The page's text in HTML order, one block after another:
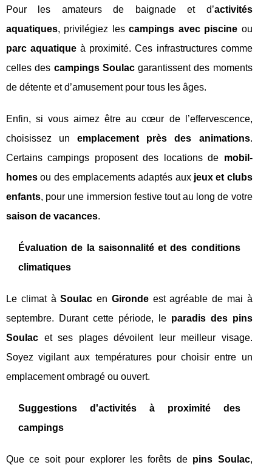
Pour les amateurs de baignade et d’activités
aquatiques, privilégiez lescampings avec piscine ou
parc aquatique à proximité. Ces infrastructures comme
celles des campings Soulacgarantissent des moments
de détente et d’amusement pour tous les âges.
Enfin, si vous aimez être au cœur de l’effervescence,
choisissez unemplacement près des animations.
Certains campings proposent des locations de mobil-
homes ou des emplacements adaptés aux jeux et clubs
enfants, pour une immersion festive tout au long de votre
saison de vacances.
Évaluation de la saisonnalité et des conditions
climatiques
Le climat àSoulac en Girondeest agréable de mai à
septembre. Durant cette période, le paradis des pins
Soulac et ses plages dévoilent leur meilleur visage.
Soyez vigilant aux températures pour choisir entre un
emplacement ombragé ou ouvert.
Suggestions d'activités à proximité des
campings
Que ce soit pour explorer les forêts de pins Soulac,